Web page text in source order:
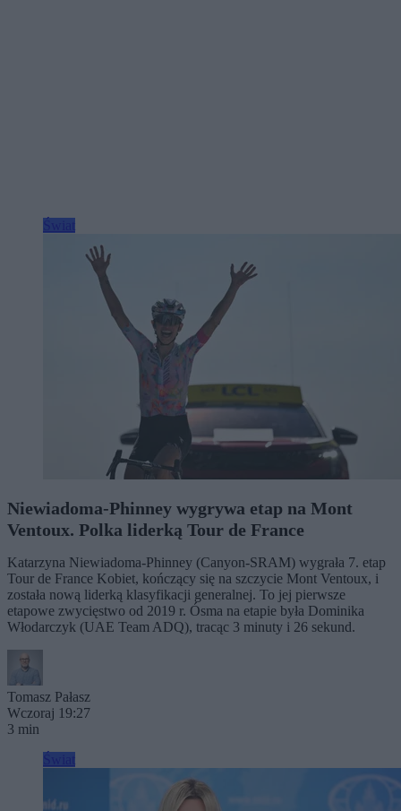
Niewiadoma-Phinney wygrywa etap na Mont
Ventoux. Polka liderką Tour de France
Katarzyna Niewiadoma-Phinney (Canyon-SRAM) wygrała 7. etap
Tour de France Kobiet, kończący się na szczycie Mont Ventoux, i
została nową liderką klasyfikacji generalnej. To jej pierwsze
etapowe zwycięstwo od 2019 r. Ósma na etapie była Dominika
Włodarczyk (UAE Team ADQ), tracąc 3 minuty i 26 sekund.
Tomasz Pałasz
Wczoraj 19:27
3 min